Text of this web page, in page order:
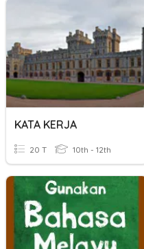
KATA KERJA
20 T 10th - 12th